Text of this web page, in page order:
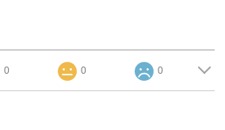
0 0 0